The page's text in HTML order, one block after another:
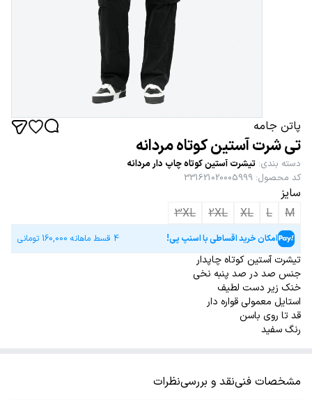
پاتن جامه
تی شرت آستین کوتاه مردانه
دسته بندی: تیشرت آستین کوتاه چاپ دار مردانه
کد محصول:
331621020005999
سایز
M
L
XL
2XL
3XL
امکان خرید اقساطی با اسنپ پی! 4 قسط ماهانه 160,000 تومانی
تیشرت آستین کوتاه چاپدار
جنس صد در صد پنبه نخی
خنک زیر دست لطیف
استایل معمولی قواره دار
قد تا روی باسن
رنگ سفید
مشخصات فنینقد و بررسینظرات